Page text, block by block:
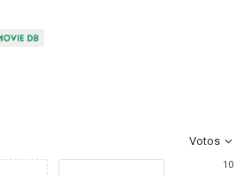
Votos
10